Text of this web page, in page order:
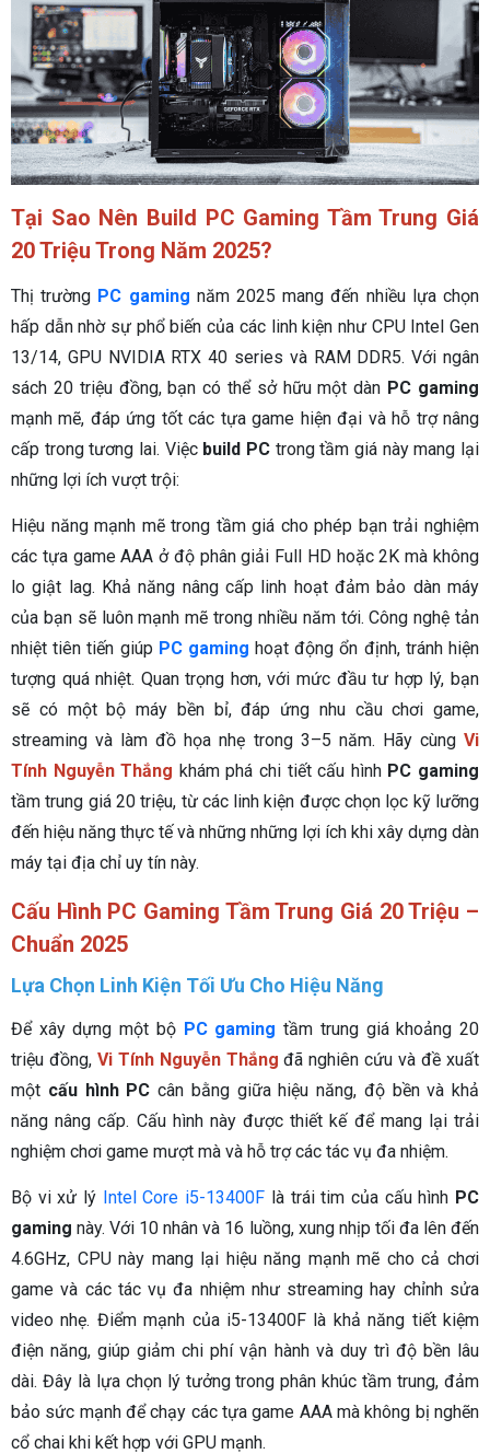
Tại Sao Nên Build PC Gaming Tầm Trung Giá
20 Triệu Trong Năm 2025?
Thị trường PC gaming năm 2025 mang đến nhiều lựa chọn
hấp dẫn nhờ sự phổ biến của các linh kiện như CPU Intel Gen
13/14, GPU NVIDIA RTX 40 series và RAM DDR5. Với ngân
sách 20 triệu đồng, bạn có thể sở hữu một dàn PC gaming
mạnh mẽ, đáp ứng tốt các tựa game hiện đại và hỗ trợ nâng
cấp trong tương lai. Việc build PC trong tầm giá này mang lại
những lợi ích vượt trội:
Hiệu năng mạnh mẽ trong tầm giá cho phép bạn trải nghiệm
các tựa game AAA ở độ phân giải Full HD hoặc 2K mà không
lo giật lag. Khả năng nâng cấp linh hoạt đảm bảo dàn máy
của bạn sẽ luôn mạnh mẽ trong nhiều năm tới. Công nghệ tản
nhiệt tiên tiến giúp PC gaming hoạt động ổn định, tránh hiện
tượng quá nhiệt. Quan trọng hơn, với mức đầu tư hợp lý, bạn
sẽ có một bộ máy bền bỉ, đáp ứng nhu cầu chơi game,
streaming và làm đồ họa nhẹ trong 3–5 năm. Hãy cùng Vi
Tính Nguyễn Thắng khám phá chi tiết cấu hình PC gaming
tầm trung giá 20 triệu, từ các linh kiện được chọn lọc kỹ lưỡng
đến hiệu năng thực tế và những những lợi ích khi xây dựng dàn
máy tại địa chỉ uy tín này.
Cấu Hình PC Gaming Tầm Trung Giá 20 Triệu –
Chuẩn 2025
Lựa Chọn Linh Kiện Tối Ưu Cho Hiệu Năng
Để xây dựng một bộ PC gaming tầm trung giá khoảng 20
triệu đồng, Vi Tính Nguyễn Thắng đã nghiên cứu và đề xuất
một cấu hình PC cân bằng giữa hiệu năng, độ bền và khả
năng nâng cấp. Cấu hình này được thiết kế để mang lại trải
nghiệm chơi game mượt mà và hỗ trợ các tác vụ đa nhiệm.
Bộ vi xử lý Intel Core i5-13400F là trái tim của cấu hình PC
gaming này. Với 10 nhân và 16 luồng, xung nhịp tối đa lên đến
4.6GHz, CPU này mang lại hiệu năng mạnh mẽ cho cả chơi
game và các tác vụ đa nhiệm như streaming hay chỉnh sửa
video nhẹ. Điểm mạnh của i5-13400F là khả năng tiết kiệm
điện năng, giúp giảm chi phí vận hành và duy trì độ bền lâu
dài. Đây là lựa chọn lý tưởng trong phân khúc tầm trung, đảm
bảo sức mạnh để chạy các tựa game AAA mà không bị nghẽn
cổ chai khi kết hợp với GPU mạnh.